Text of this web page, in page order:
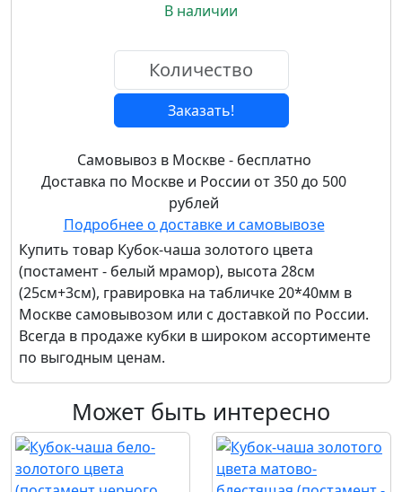
В наличии
Заказать!
Самовывоз в Москве - бесплатно
Доставка по Москве и России от 350 до 500
рублей
Подробнее о доставке и самовывозе
Купить товар Кубок-чаша золотого цвета
(постамент - белый мрамор), высота 28см
(25см+3см), гравировка на табличке 20*40мм в
Москве самовывозом или с доставкой по России.
Всегда в продаже кубки в широком ассортименте
по выгодным ценам.
Может быть интересно